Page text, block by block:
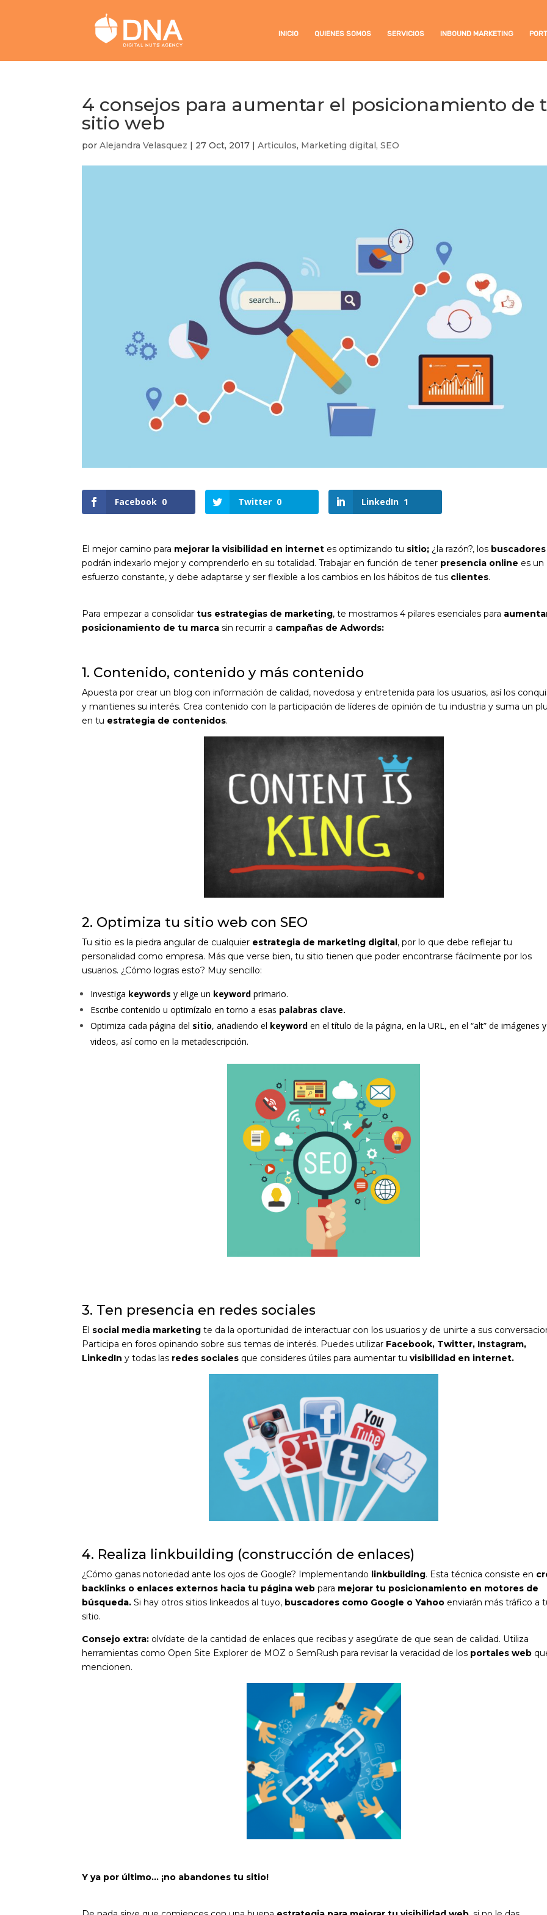
INICIO QUIENES SOMOS SERVICIOS INBOUND MARKETING
4 consejos para aumentar el posicionamiento de
sitio web
porAlejandra Velasquez | 27 Oct, 2017 |Articulos, Marketing digital,SEO
Facebook 0 Twitter 0 LinkedIn 1
El mejor camino para mejorar la visibilidad en internet es optimizando tu sitio; ¿la razón?, los buscadores
podrán indexarlo mejor y comprenderlo en su totalidad. Trabajar en función de tener presencia online es un
esfuerzo constante, y debe adaptarse y ser flexible a los cambios en los hábitos de tus clientes.
Para empezar a consolidartus estrategias de marketing, te mostramos 4 pilares esenciales para
posicionamiento de tu marcasin recurrir a campañas de Adwords:
1. Contenido, contenido y más contenido
Apuesta por crear un blog con información de calidad, novedosa y entretenida para los usuarios, así los
y mantienes su interés. Crea contenido con la participación de líderes de opinión de tu industria y suma un
en tu estrategia de contenidos.
2. Optimiza tu sitio web con SEO
Tu sitio es la piedra angular de cualquier estrategia de marketing digital, por lo que debe reflejar tu
personalidad como empresa. Más que verse bien, tu sitio tienen que poder encontrarse fácilmente por los
usuarios. ¿Cómo logras esto? Muy sencillo:
Investiga keywords y elige un keywordprimario.
Escribe contenido u optimízalo en torno a esas palabras clave.
Optimiza cada página del sitio, añadiendo el keyword en el título de la página, en la URL, en el “alt” de imágenes y
videos, así como en la metadescripción.
3. Ten presencia en redes sociales
El social media marketing te da la oportunidad de interactuar con los usuarios y de unirte a sus
Participa en foros opinando sobre sus temas de interés. Puedes utilizar Facebook, Twitter, Instagram,
LinkedIn y todas las redes sociales que consideres útiles para aumentar tuvisibilidad en internet.
4. Realiza linkbuilding (construcción de enlaces)
¿Cómo ganas notoriedad ante los ojos de Google? Implementando linkbuilding. Esta técnica consiste en
backlinks o enlaces externos hacia tu página web para mejorar tu posicionamiento en motores de
búsqueda.Si hay otros sitios linkeados al tuyo, buscadores como Google o Yahoo enviarán más tráfico a
sitio.
Consejo extra: olvídate de la cantidad de enlaces que recibas y asegúrate de que sean de calidad. Utiliza
herramientas como Open Site Explorer de MOZ oSemRush para revisar la veracidad de los portales web
mencionen.
Y ya por último… ¡no abandones tu sitio!